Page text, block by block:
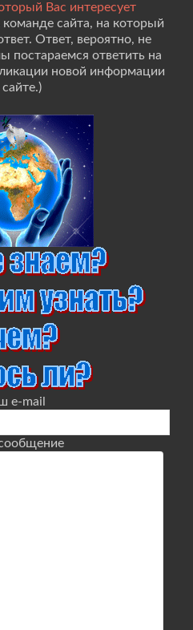
Вас интересует
сайта, на который
Ответ, вероятно, не
постараемся ответить на
новой информации
сайте.)
e-mail